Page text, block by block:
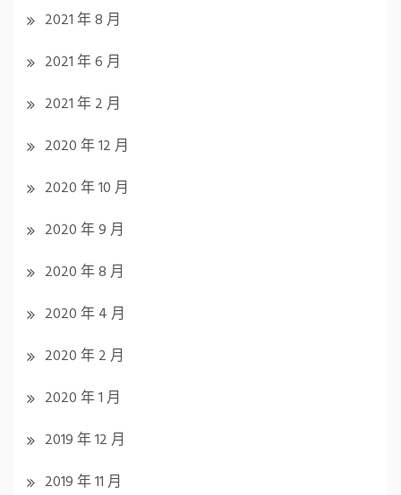
2021 年 8 月
2021 年 6 月
2021 年 2 月
2020 年 12 月
2020 年 10 月
2020 年 9 月
2020 年 8 月
2020 年 4 月
2020 年 2 月
2020 年 1 月
2019 年 12 月
2019 年 11 月